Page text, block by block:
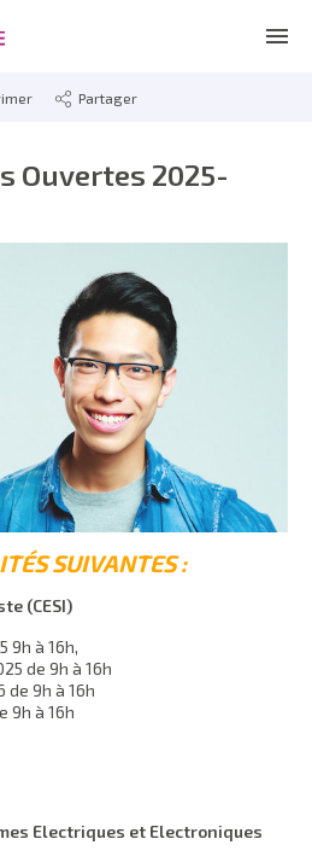
Partager
Ouvertes 2025-
SUIVANTES :
(CESI)
9h à 16h,
de 9h à 16h
de 9h à 16h
9h à 16h
Electriques et Electroniques